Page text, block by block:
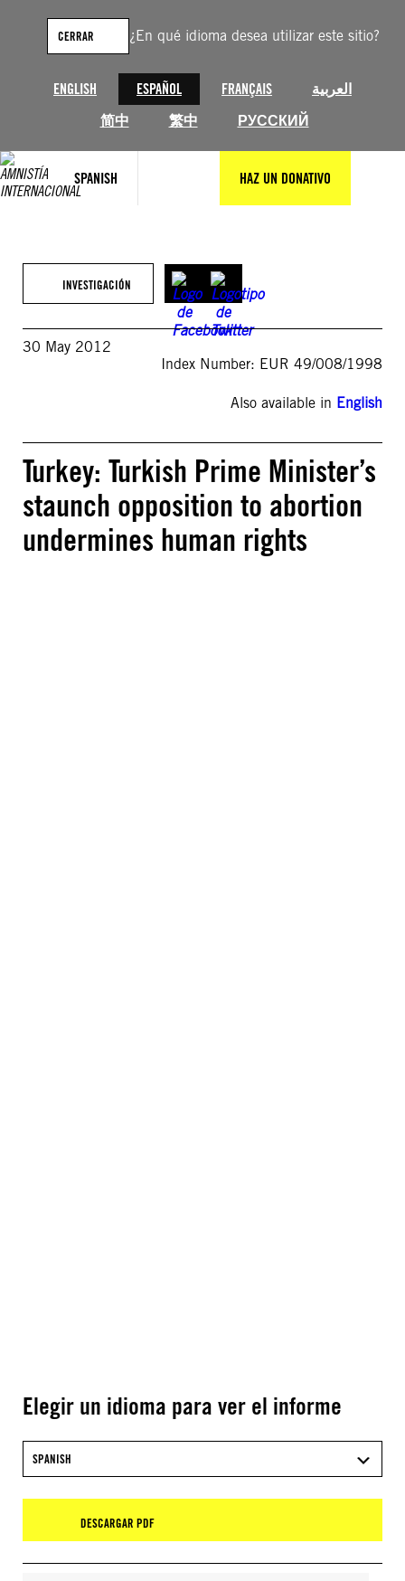
¿En qué idioma desea utilizar este sitio?
ENGLISH ESPAÑOL FRANÇAIS
العربية
简中
繁中 РУССКИЙ
CERRAR
SPANISH HAZ UN DONATIVO
contenido
INVESTIGACIÓN
30 May 2012
Index Number: EUR 49/008/1998
Also available in English
Turkey: Turkish Prime Minister’s
staunch opposition to abortion
undermines human rights
Elegir un idioma para ver el informe
SPANISH
DESCARGAR PDF